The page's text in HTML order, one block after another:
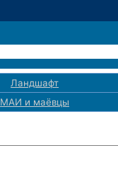
Ландшафт
МАИ и маёвцы